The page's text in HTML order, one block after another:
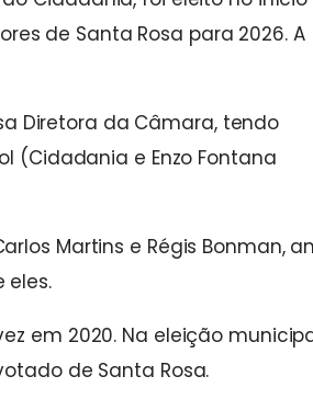
de Santa Rosa para 2026. A
Diretora da Câmara, tendo
(Cidadania e Enzo Fontana
Martins e Régis Bonman,
eles.
em 2020. Na eleição
de Santa Rosa.